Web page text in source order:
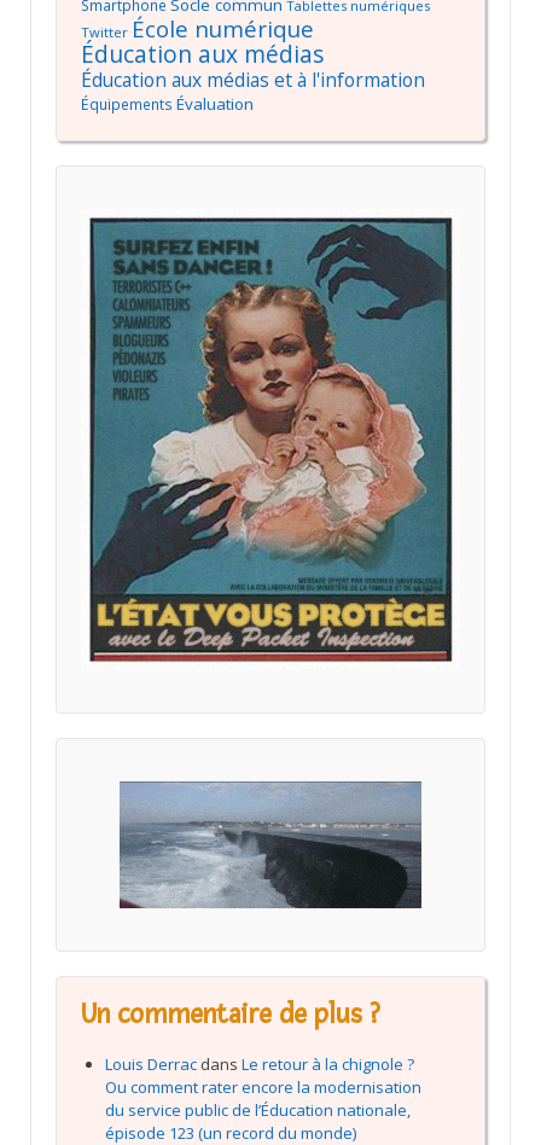
Smartphone Socle commun Tablettes numériques
Twitter École numérique
Éducation aux médias
Éducation aux médias et à l'information
Équipements Évaluation
Un commentaire de plus ?
Louis Derrac dans Le retour à la chignole ?
Ou comment rater encore la modernisation
du service public de l’Éducation nationale,
épisode 123 (un record du monde)